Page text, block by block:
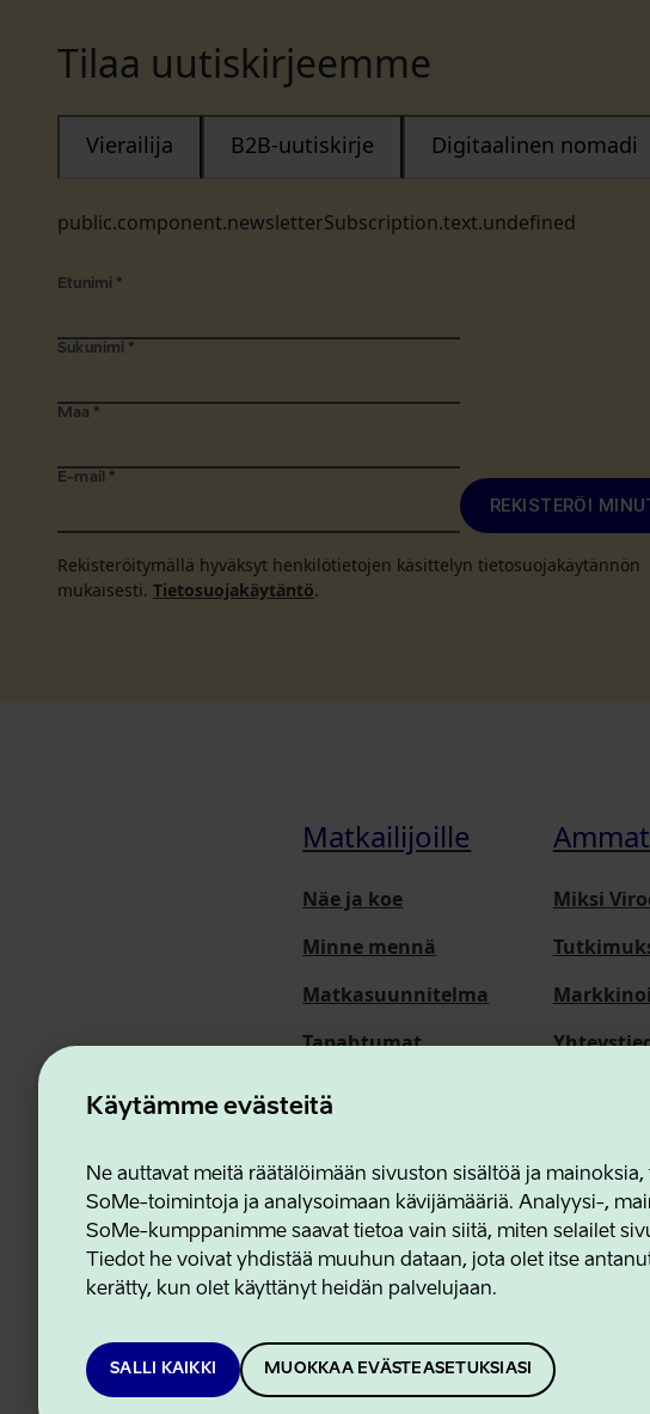
Käytämme evästeitä
Ne auttavat meitä räätälöimään sivuston sisältöä ja mainoksia,
SoMe-toimintoja ja analysoimaan kävijämääriä. Analyysi-,
SoMe-kumppanimme saavat tietoa vain siitä, miten selailet
Tiedot he voivat yhdistää muuhun dataan, jota olet itse
kerätty, kun olet käyttänyt heidän palvelujaan.
SALLI KAIKKI MUOKKAA EVÄSTEASETUKSIASI
Tilaa uutiskirjeemme
public.component.newsletterSubscription.text.undefined
Vierailija B2B-uutiskirje Digitaalinen nomadi
Etunimi *
Sukunimi *
Maa *
E-mail *
REKISTERÖI
Rekisteröitymällä hyväksyt henkilötietojen käsittelyn tietosuojakäytännön
mukaisesti. Tietosuojakäytäntö.
Matkailijoille
Näe ja koe
Minne mennä
Matkasuunnitelma
Tapahtumat
Meistä
Miksi
Estonian Business and Innovation